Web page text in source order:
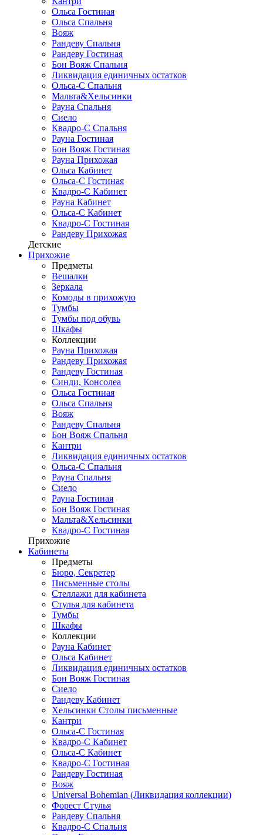
Ольса Гостиная
Ольса Спальня
Вояж
Рандеву Спальня
Рандеву Гостиная
Бон Вояж Спальня
Ликвидация единичных остатков
Ольса-С Спальня
Мальта&Хельсинки
Рауна Спальня
Сиело
Квадро-С Спальня
Рауна Гостиная
Бон Вояж Гостиная
Рауна Прихожая
Ольса Кабинет
Ольса-С Гостиная
Квадро-С Кабинет
Рауна Кабинет
Ольса-С Кабинет
Квадро-С Гостиная
Рандеву Прихожая
Детские
Прихожие
Предметы
Вешалки
Зеркала
Комоды в прихожую
Тумбы
Тумбы под обувь
Шкафы
Коллекции
Рауна Прихожая
Рандеву Прихожая
Рандеву Гостиная
Синди, Консолеа
Ольса Гостиная
Ольса Спальня
Вояж
Рандеву Спальня
Бон Вояж Спальня
Кантри
Ликвидация единичных остатков
Ольса-С Спальня
Рауна Спальня
Сиело
Рауна Гостиная
Бон Вояж Гостиная
Мальта&Хельсинки
Квадро-С Гостиная
Прихожие
Кабинеты
Предметы
Бюро, Секретер
Письменные столы
Стеллажи для кабинета
Стулья для кабинета
Тумбы
Шкафы
Коллекции
Рауна Кабинет
Ольса Кабинет
Ликвидация единичных остатков
Бон Вояж Гостиная
Сиело
Рандеву Кабинет
Хельсинки Столы письменные
Кантри
Ольса-С Гостиная
Квадро-С Кабинет
Ольса-С Кабинет
Квадро-С Гостиная
Рандеву Гостиная
Вояж
Universal Bohemian (Ликвидация коллекции)
Форест Стулья
Рандеву Спальня
Квадро-С Спальня